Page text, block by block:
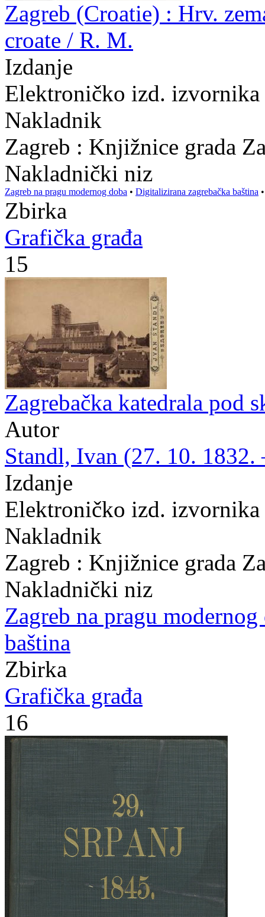
Zagreb (Croatie) : Hrv.
croate / R. M.
Izdanje
Elektroničko izd.
Nakladnik
Zagreb : Knjižnice grada
Nakladnički niz
Zagreb na pragu modernog doba • Digitalizirana zagrebačka baština
Zbirka
Grafička građa
15
Zagrebačka katedrala pod
Autor
Standl, Ivan (27. 10. 1832.
Izdanje
Elektroničko izd.
Nakladnik
Zagreb : Knjižnice grada
Nakladnički niz
Zagreb na pragu modernog
baština
Zbirka
Grafička građa
16